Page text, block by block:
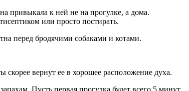
привыкала к ней не на прогулке, а дома.
или просто постирать.
перед бродячими собаками и котами.
скорее вернут ее в хорошее расположение духа.
Пусть первая прогулка будет всего 5 минут,